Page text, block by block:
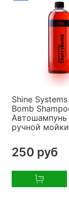
Shine
Bomb
Автошампунь
ручной
250 руб